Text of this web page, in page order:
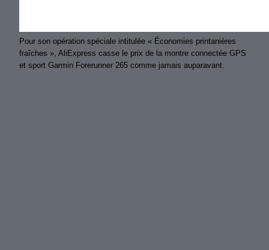
Pour son opération spéciale intitulée « Économies printanières
fraîches », AliExpress casse le prix de la montre connectée GPS
et sport Garmin Forerunner 265 comme jamais auparavant.